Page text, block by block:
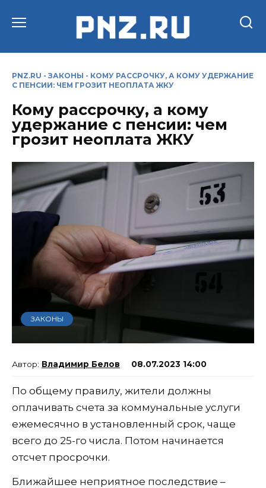
PNZ.RU - ЗАКОНЫ - КОМУ РАССРОЧКУ, А КОМУ УДЕРЖАНИЕ
С ПЕНСИИ: ЧЕМ ГРОЗИТ НЕОПЛАТА ЖКУ
Кому рассрочку, а кому
удержание с пенсии: чем
грозит неоплата ЖКУ
ЗАКОНЫ
Владимир Белов 08.07.2023 14:00
По общему правилу, жители должны
оплачивать счета за коммунальные услуги
ежемесячно в установленный срок, чаще
всего до 25-го числа. Потом начинается
отсчет просрочки.
Ближайшее неприятное последствие –